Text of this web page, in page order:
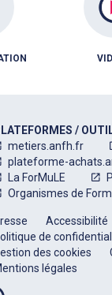
/
metiers.anfh.fr
plateforme-
La ForMuLE
Organismes de
Accessibilité
de
des cookies
légales